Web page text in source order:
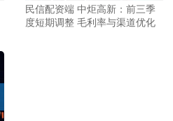
民信配资端 中炬高新：前三季
度短期调整 毛利率与渠道优化